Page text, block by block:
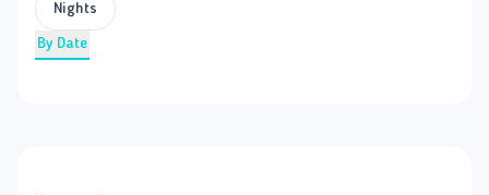
Nights
By Date